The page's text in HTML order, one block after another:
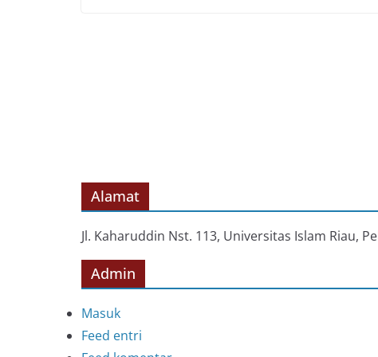
Alamat
Jl. Kaharuddin Nst. 113, Universitas Islam Riau,
Admin
Masuk
Feed entri